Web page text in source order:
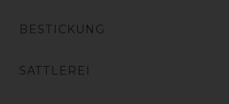
BESTICKUNG
SATTLEREI